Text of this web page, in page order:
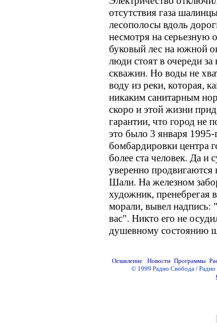
отсутствия газа
лесополосы вдоль
несмотря на серьезную
буковый лес на южной
люди стоят в очереди
скважин. Но воды не
воду из реки, которая,
никаким санитарным
скоро и этой жизни
гарантии, что город не
это было 3 января 1995-
бомбардировки центра
более ста человек. Да и
уверенно
Шали. На железном
художник, пренебрегая
морали, вывел надпись:
вас". Никто его не
душевному состоянию
© 1999 Радио Свобода /